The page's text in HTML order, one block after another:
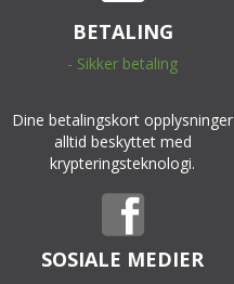
BETALING
- Sikker betaling
Dine betalingskort opplysninger
alltid beskyttet med
krypteringsteknologi.
SOSIALE MEDIER